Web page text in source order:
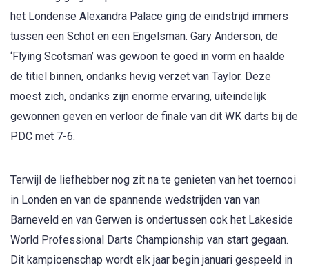
het Londense Alexandra Palace ging de eindstrijd immers
tussen een Schot en een Engelsman. Gary Anderson, de
‘Flying Scotsman’ was gewoon te goed in vorm en haalde
de titiel binnen, ondanks hevig verzet van Taylor. Deze
moest zich, ondanks zijn enorme ervaring, uiteindelijk
gewonnen geven en verloor de finale van dit WK darts bij de
PDC met 7-6.
Terwijl de liefhebber nog zit na te genieten van het toernooi
in Londen en van de spannende wedstrijden van van
Barneveld en van Gerwen is ondertussen ook het Lakeside
World Professional Darts Championship van start gegaan.
Dit kampioenschap wordt elk jaar begin januari gespeeld in